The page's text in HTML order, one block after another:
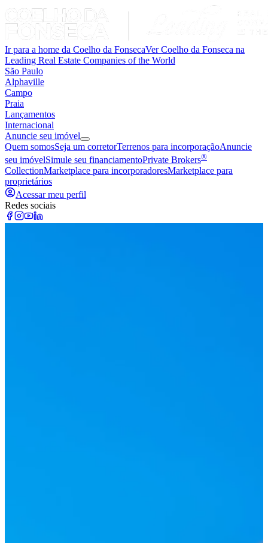
Ir para a home da Coelho da FonsecaVer Coelho da Fonseca na
Leading Real Estate Companies of the World
São Paulo
Alphaville
Campo
Praia
Lançamentos
Internacional
Anuncie seu imóvel
Quem somosSeja um corretorTerrenos para incorporaçãoAnuncie
seu imóvelSimule seu financiamentoPrivate Brokers®
CollectionMarketplace para incorporadoresMarketplace para
proprietários
Acessar meu perfil
Redes sociais